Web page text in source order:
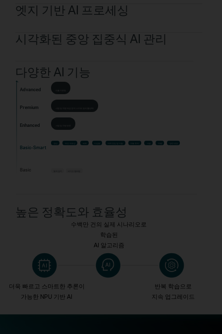
엣지 기반 AI 프로세싱
시각화된 중앙 집중식 AI 관리
다양한 AI 기능
Advanced
Premium 사람 및 차량 속성 분석 (스마트 탐색 활성화)
Enhanced
Basic-Smart
침입 배회 이상음 지역 진입 및 이탈 자동 추적
Basic
높은 정확도와 효율성
수백만 건의 실제 시나리오로
학습된
AI 알고리즘
더욱 빠르고 스마트한 추론이
가능한 NPU 기반 AI
반복 학습으로
지속 업그레이드